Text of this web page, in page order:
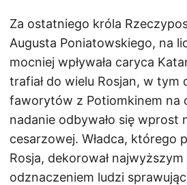
Za ostatniego króla
Augusta Poniatowskiego, na
mocniej wpływała caryca
trafiał do wielu Rosjan, w tym
faworytów z Potiomkinem na
nadanie odbywało się wprost
cesarzowej. Władca, którego
Rosja, dekorował
odznaczeniem ludzi